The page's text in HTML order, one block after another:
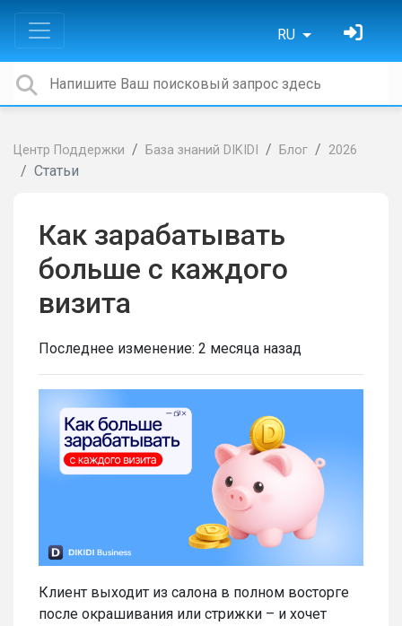
RU
Центр Поддержки База знаний DIKIDI Блог 2026
Статьи
Как зарабатывать
больше с каждого
визита
Последнее изменение: 2 месяца назад
Клиент выходит из салона в полном восторге
после окрашивания или стрижки – и хочет